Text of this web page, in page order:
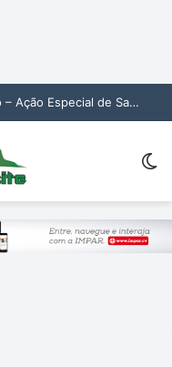
Tribunal da Relação de Barlavento – Ação Especial de Sandra Helena Monteiro Lima (2. pub)